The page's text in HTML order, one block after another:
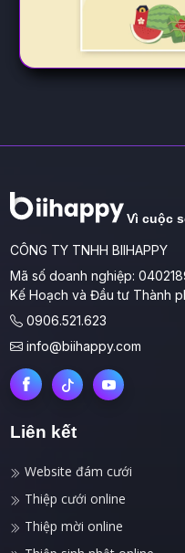
Vì cuộc
CÔNG TY TNHH BIIHAPPY
Mã số doanh nghiệp:
Kế Hoạch và Đầu tư Thành
0906.521.623
info@biihappy.com
Liên kết
Website đám cưới
Thiệp cưới online
Thiệp mời online